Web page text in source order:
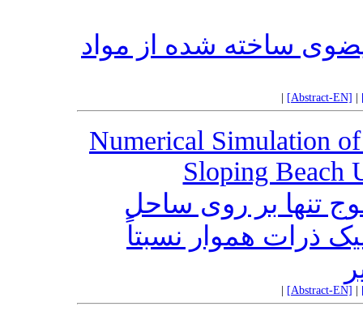
ساخته شده از مواد
[Abstract-EN]
Numerical Simulation
Sloping Beach
تنها بر روی ساحل
ذرات هموار نسبتاً
[Abstract-EN]